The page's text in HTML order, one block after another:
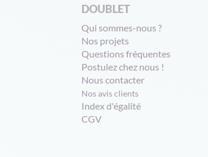
DOUBLET
Qui sommes-nous ?
Nos projets
Questions fréquentes
Postulez chez nous !
Nous contacter
Nos avis clients
Index d'égalité
CGV